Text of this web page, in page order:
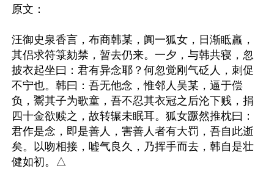
原文：
汪御史泉香言，布商韩某，阗一狐女，日渐眡羸，
其侣求符箓劾禁，暂去仍来。一夕，与韩共寝，忽
披衣起坐曰：君有异念耶？何忽觉刚气砭人，刺促
不宁也。韩曰：吾无他念，惟邻人吴某，逼于偿
负，鬻其子为歌童，吾不忍其衣冠之后沦下贱，捐
四十金欲赎之，故转辗未眠耳。狐女蹶然推枕曰：
君作是念，即是善人，害善人者有大罚，吾自此逝
矣。以吻相接，嘘气良久，乃挥手而去，韩自是壮